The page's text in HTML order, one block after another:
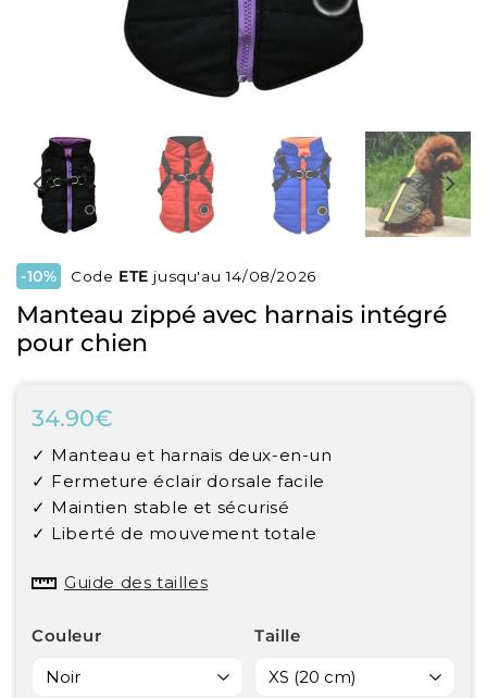
-10% Code ETE jusqu'au 14/08/2026
Manteau zippé avec harnais intégré
pour chien
34.90€
Unit
price
✓ Manteau et harnais deux-en-un
✓ Fermeture éclair dorsale facile
✓ Maintien stable et sécurisé
✓ Liberté de mouvement totale
Guide des tailles
Couleur Taille